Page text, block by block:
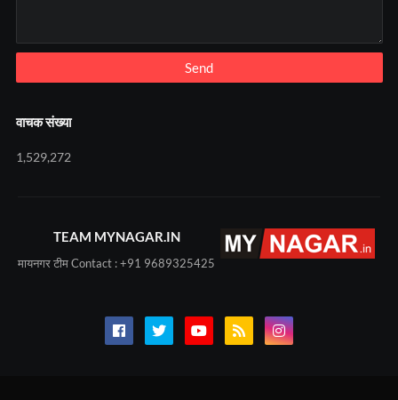
वाचक संख्या
1,529,272
TEAM MYNAGAR.IN
मायनगर टीम Contact : +91 9689325425